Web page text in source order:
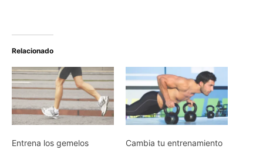
Relacionado
Entrena los gemelos
Cambia tu entrenamiento